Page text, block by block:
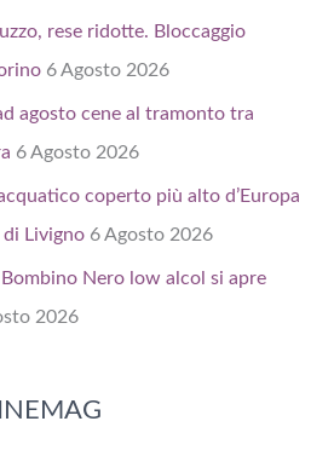
rese ridotte. Bloccaggio
6 Agosto 2026
agosto cene al tramonto tra
6 Agosto 2026
coperto più alto d’Europa
di Livigno 6 Agosto 2026
Nero low alcol si apre
2026